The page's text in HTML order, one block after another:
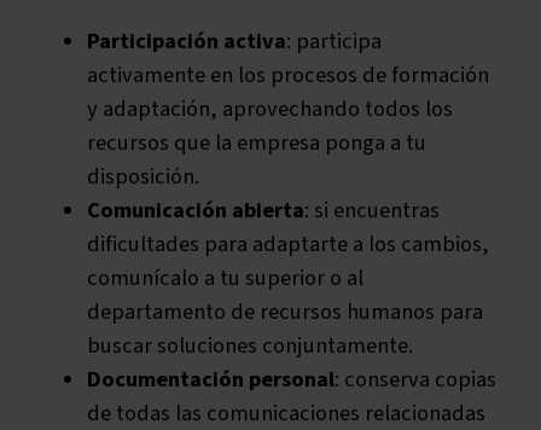
Participación activa: participa
activamente en los procesos de formación
y adaptación, aprovechando todos los
recursos que la empresa ponga a tu
disposición.
Comunicación abierta: si encuentras
dificultades para adaptarte a los cambios,
comunícalo a tu superior o al
departamento de recursos humanos para
buscar soluciones conjuntamente.
Documentación personal: conserva copias
de todas las comunicaciones relacionadas